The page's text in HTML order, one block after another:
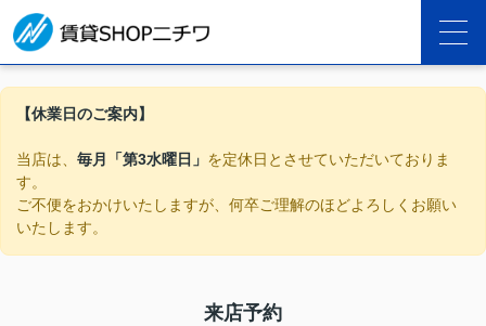
【休業日のご案内】
当店は、 毎月「第3水曜日」 を定休日とさせていただいておりま
す。
ご不便をおかけいたしますが、何卒ご理解のほどよろしくお願い
いたします。
来店予約